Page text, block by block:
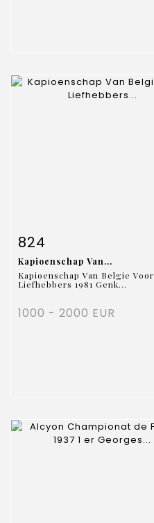
Fiche détaillée
824
Kapioenschap Van...
Kapioenschap Van Belgie Voor
Liefhebbers 1981 Genk...
1000 - 2000 EUR